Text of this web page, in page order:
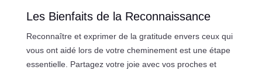
Les Bienfaits de la Reconnaissance
Reconnaître et exprimer de la gratitude envers ceux qui
vous ont aidé lors de votre cheminement est une étape
essentielle. Partagez votre joie avec vos proches et